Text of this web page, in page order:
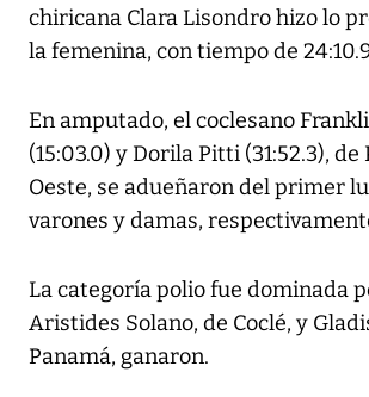
chiricana Clara Lisondro hizo lo
la femenina, con tiempo de
En amputado, el coclesano
(15:03.0) y Dorila Pitti (31:52.3), de
Oeste, se adueñaron del primer
varones y damas,
La categoría polio fue dominada
Aristides Solano, de Coclé, y
Panamá, ganaron.